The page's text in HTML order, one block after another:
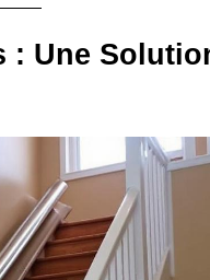
: Une